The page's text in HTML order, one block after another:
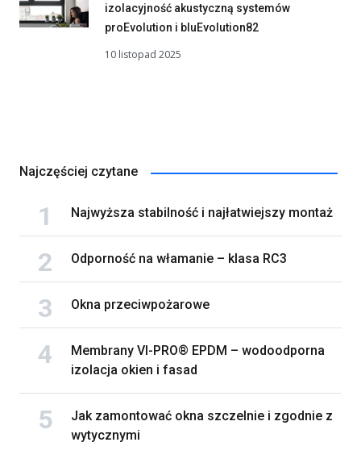
izolacyjność akustyczną systemów
proEvolution i bluEvolution82
10 listopad 2025
Najczęściej czytane
Najwyższa stabilność i najłatwiejszy montaż
Odporność na włamanie – klasa RC3
Okna przeciwpożarowe
Membrany VI-PRO® EPDM – wodoodporna
izolacja okien i fasad
Jak zamontować okna szczelnie i zgodnie z
wytycznymi